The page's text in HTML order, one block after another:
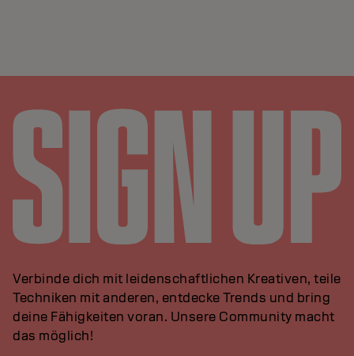
Verbinde dich mit leidenschaftlichen Kreativen, teile
Techniken mit anderen, entdecke Trends und bring
deine Fähigkeiten voran. Unsere Community macht
das möglich!